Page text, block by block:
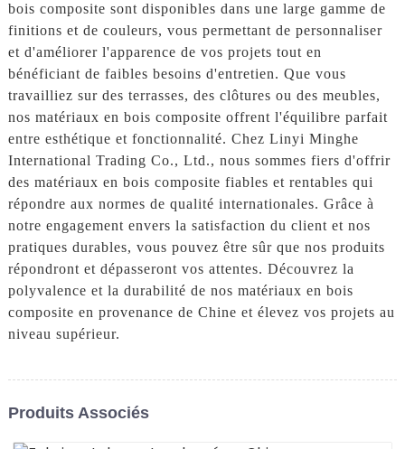
bois composite sont disponibles dans une large gamme de
finitions et de couleurs, vous permettant de personnaliser
et d'améliorer l'apparence de vos projets tout en
bénéficiant de faibles besoins d'entretien. Que vous
travailliez sur des terrasses, des clôtures ou des meubles,
nos matériaux en bois composite offrent l'équilibre parfait
entre esthétique et fonctionnalité. Chez Linyi Minghe
International Trading Co., Ltd., nous sommes fiers d'offrir
des matériaux en bois composite fiables et rentables qui
répondre aux normes de qualité internationales. Grâce à
notre engagement envers la satisfaction du client et nos
pratiques durables, vous pouvez être sûr que nos produits
répondront et dépasseront vos attentes. Découvrez la
polyvalence et la durabilité de nos matériaux en bois
composite en provenance de Chine et élevez vos projets au
niveau supérieur.
Produits Associés